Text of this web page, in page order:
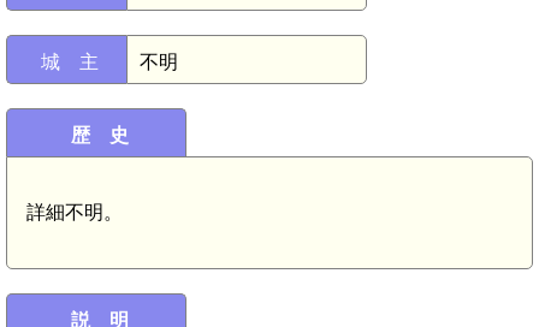
城 主 不明
歴 史
詳細不明。
説 明